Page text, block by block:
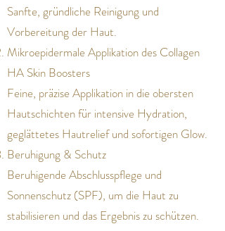
Sanfte, gründliche Reinigung und
Vorbereitung der Haut.
Mikroepidermale Applikation des Collagen
HA Skin Boosters
Feine, präzise Applikation in die obersten
Hautschichten für intensive Hydration,
geglättetes Hautrelief und sofortigen Glow.
Beruhigung & Schutz
Beruhigende Abschlusspflege und
Sonnenschutz (SPF), um die Haut zu
stabilisieren und das Ergebnis zu schützen.